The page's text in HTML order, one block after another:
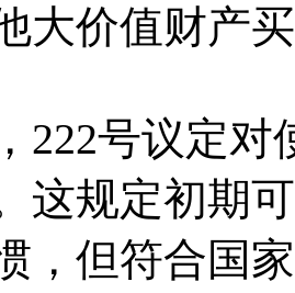
大价值财产
号议定对
这规定初期
，但符合国